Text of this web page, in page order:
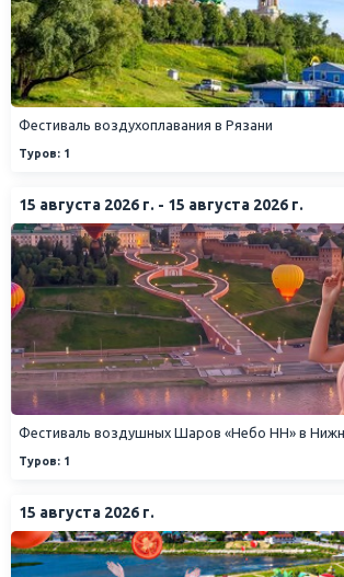
Фестиваль воздухоплавания в Рязани
Туров: 1
15 августа 2026 г. - 15 августа 2026 г.
Фестиваль воздушных Шаров «Небо НН» в
Туров: 1
15 августа 2026 г.